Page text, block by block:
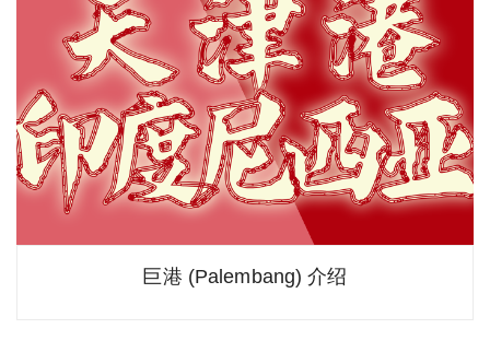
巨港 (Palembang) 介绍